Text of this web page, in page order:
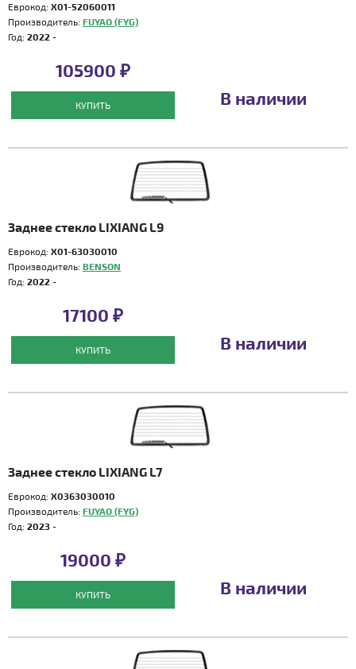
Еврокод: X01-52060011
Производитель: FUYAO (FYG)
Год: 2022 -
105900 ₽
КУПИТЬ В наличии
Заднее стекло LIXIANG L9
Еврокод: X01-63030010
Производитель: BENSON
Год: 2022 -
17100 ₽
КУПИТЬ В наличии
Заднее стекло LIXIANG L7
Еврокод: X0363030010
Производитель: FUYAO (FYG)
Год: 2023 -
19000 ₽
КУПИТЬ В наличии